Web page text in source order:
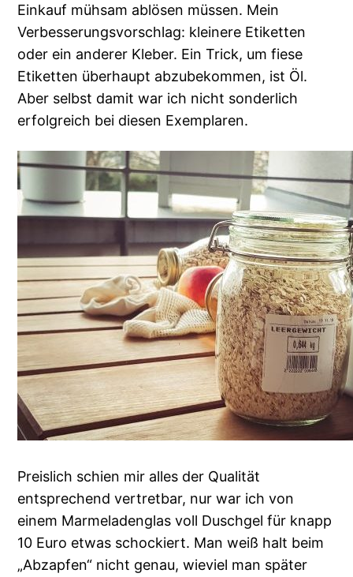
Einkauf mühsam ablösen müssen. Mein
Verbesserungsvorschlag: kleinere Etiketten
oder ein anderer Kleber. Ein Trick, um fiese
Etiketten überhaupt abzubekommen, ist Öl.
Aber selbst damit war ich nicht sonderlich
erfolgreich bei diesen Exemplaren.
Preislich schien mir alles der Qualität
entsprechend vertretbar, nur war ich von
einem Marmeladenglas voll Duschgel für knapp
10 Euro etwas schockiert. Man weiß halt beim
„Abzapfen“ nicht genau, wieviel man später